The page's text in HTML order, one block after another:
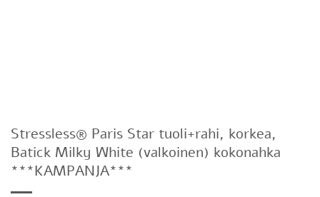
Stressless® Paris Star tuoli+rahi, korkea,
Batick Milky White (valkoinen) kokonahka
***KAMPANJA***